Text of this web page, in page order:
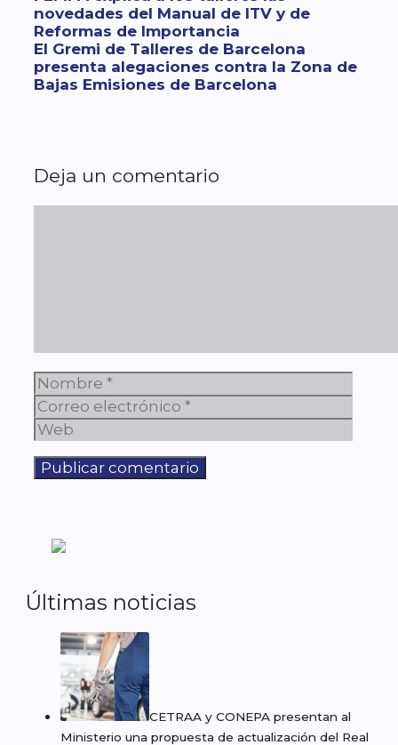
novedades del Manual de ITV y de
Reformas de Importancia
El Gremi de Talleres de Barcelona
presenta alegaciones contra la Zona de
Bajas Emisiones de Barcelona
Deja un comentario
Nombre
Últimas noticias
CETRAA y CONEPA presentan al
Ministerio una propuesta de actualización del Real